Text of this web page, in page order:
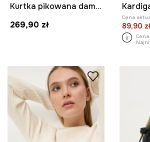
Kurtka pikowana damska
269,90 zł
Cena
89,90